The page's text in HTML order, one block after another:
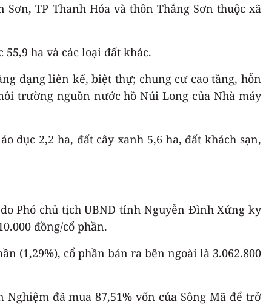
TP Thanh Hóa và thôn Thắng Sơn thuộc xã
ha và các loại đất khác.
dạng liên kế, biệt thự; chung cư cao tầng, hỗn
trường nguồn nước hồ Núi Long của Nhà máy
dục 2,2 ha, đất cây xanh 5,6 ha, đất khách sạn,
Phó chủ tịch UBND tỉnh Nguyễn Đình Xứng ky
đồng/cổ phần.
(1,29%), cổ phần bán ra bên ngoài là 3.062.800
đã mua 87,51% vốn của Sông Mã để trở